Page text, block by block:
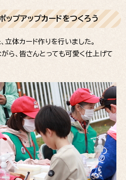
ップアップカードをつくろう
立体カード作りを行いました。
ら、皆さんとっても可愛く仕上げて